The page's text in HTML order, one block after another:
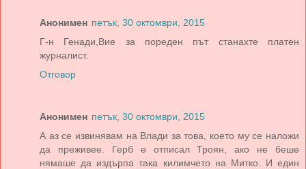
Анонимен петък, 30 октомври, 2015
Г-н Генади,Вие за пореден път станахте платен
журналист.
Отговор
Анонимен петък, 30 октомври, 2015
А аз се извинявам на Влади за това, което му се наложи
да преживее. Герб е отписал Троян, ако не беше
нямаше да издърпа така килимчето на Митко. И един